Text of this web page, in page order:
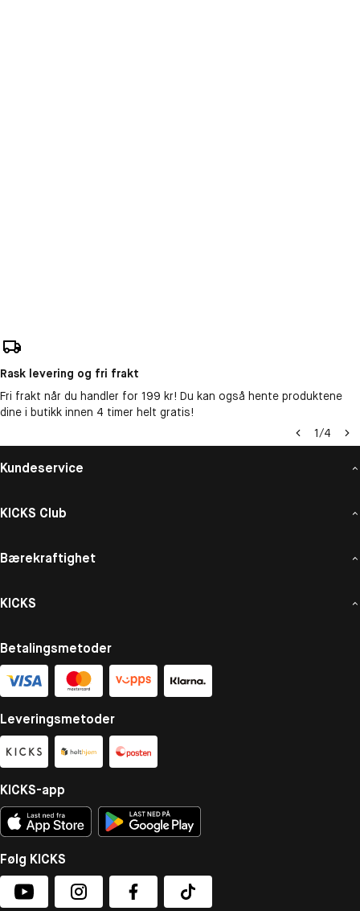
Rask levering og fri frakt
Fri frakt når du handler for 199 kr! Du kan også hente produktene
dine i butikk innen 4 timer helt gratis!
1/4
Kundeservice
KICKS Club
Bærekraftighet
KICKS
Betalingsmetoder
Leveringsmetoder
KICKS-app
Følg KICKS